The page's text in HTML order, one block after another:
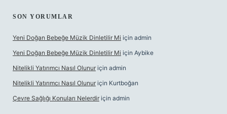
SON YORUMLAR
Yeni Doğan Bebeğe Müzik Dinletilir Mi için admin
Yeni Doğan Bebeğe Müzik Dinletilir Mi için Aybike
Nitelikli Yatırımcı Nasıl Olunur için admin
Nitelikli Yatırımcı Nasıl Olunur için Kurtboğan
Çevre Sağlığı Konuları Nelerdir için admin